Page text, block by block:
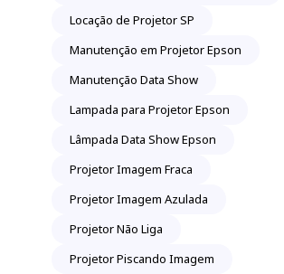
Locação de Projetor SP
Manutenção em Projetor Epson
Manutenção Data Show
Lampada para Projetor Epson
Lâmpada Data Show Epson
Projetor Imagem Fraca
Projetor Imagem Azulada
Projetor Não Liga
Projetor Piscando Imagem